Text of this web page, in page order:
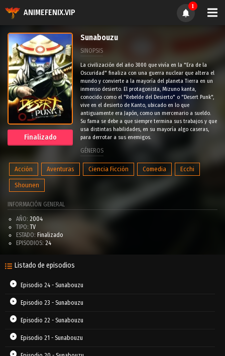
ANIMEFENIX.VIP
1
Finalizado
Sunabouzu
SINOPSIS
La civilización del año 3000 que vivía en la "Era de la
Oscuridad" finaliza con una guerra nuclear que altera el
mundo y convierte a la mayoría del planeta Tierra en un
inmenso desierto. El protagonista, Mizuno kanta,
conocido como el "Rebelde del Desierto" o "Desert Punk",
vive en el desierto de Kanto, ubicado en lo que
antiguamente era Japón, como un mercenario a sueldo.
Su fama se debe a que siempre termina sus trabajos y que
usa distintas habilidades, en su mayoría algo caseras,
para derrotar a sus enemigos.
GÉNEROS
Acción Aventuras Ciencia Ficción Comedia Ecchi
Shounen
INFORMACIÓN GENERAL
AÑO: 2004
TIPO: TV
ESTADO: Finalizado
EPISODIOS: 24
Listado de episodios
Episodio 24 - Sunabouzu
Episodio 23 - Sunabouzu
Episodio 22 - Sunabouzu
Episodio 21 - Sunabouzu